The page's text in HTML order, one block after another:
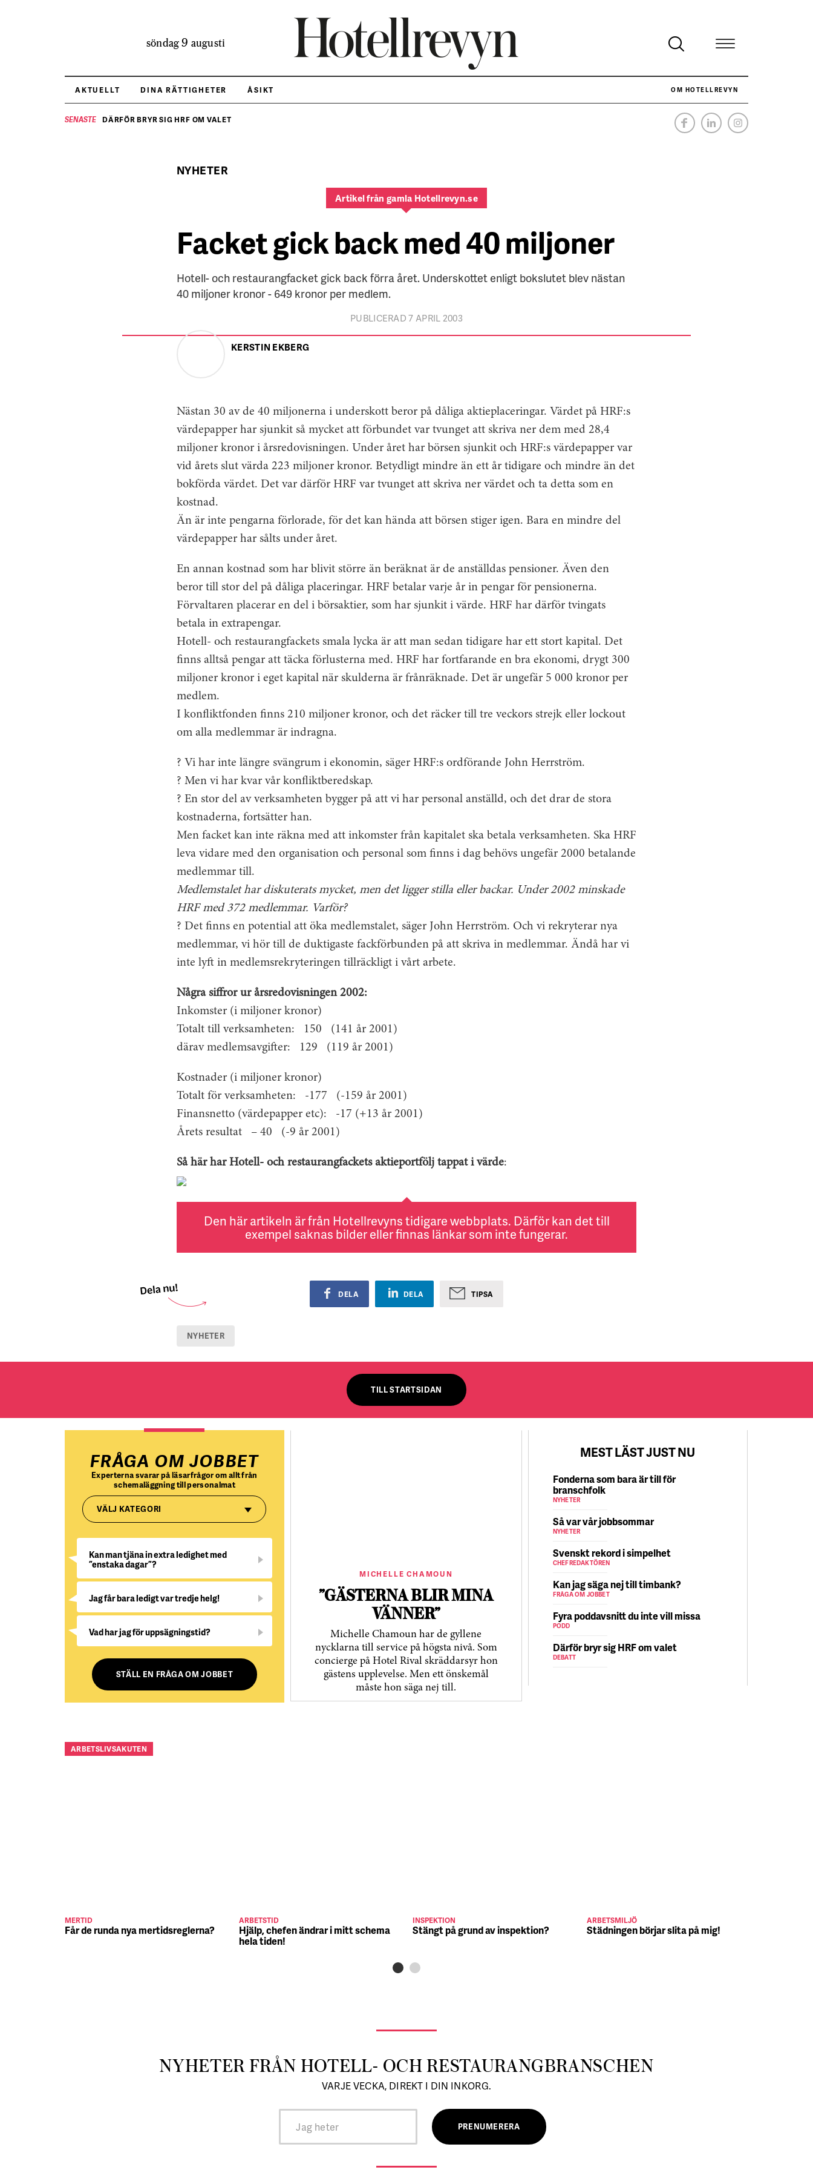
söndag 9 augusti
AKTUELLT DINA RÄTTIGHETER ÅSIKT OM HOTELLREVYN
SENASTE DÄRFÖR BRYR SIG HRF OM VALET NÄR HOTELLREVYN SLOG SVENSKT REKORD I SIMPELHET
NYHETER
Artikel från gamla Hotellrevyn.se
Facket gick back med 40 miljoner
Hotell- och restaurangfacket gick back förra året. Underskottet enligt bokslutet blev nästan
40 miljoner kronor - 649 kronor per medlem.
PUBLICERAD 7 APRIL 2003
KERSTIN EKBERG
Nästan 30 av de 40 miljonerna i underskott beror på dåliga aktieplaceringar. Värdet på HRF:s
värdepapper har sjunkit så mycket att förbundet var tvunget att skriva ner dem med 28,4
miljoner kronor i årsredovisningen. Under året har börsen sjunkit och HRF:s värdepapper var
vid årets slut värda 223 miljoner kronor. Betydligt mindre än ett år tidigare och mindre än det
bokförda värdet. Det var därför HRF var tvunget att skriva ner värdet och ta detta som en
kostnad.
Än är inte pengarna förlorade, för det kan hända att börsen stiger igen. Bara en mindre del
värdepapper har sålts under året.
En annan kostnad som har blivit större än beräknat är de anställdas pensioner. Även den
beror till stor del på dåliga placeringar. HRF betalar varje år in pengar för pensionerna.
Förvaltaren placerar en del i börsaktier, som har sjunkit i värde. HRF har därför tvingats
betala in extrapengar.
Hotell- och restaurangfackets smala lycka är att man sedan tidigare har ett stort kapital. Det
finns alltså pengar att täcka förlusterna med. HRF har fortfarande en bra ekonomi, drygt 300
miljoner kronor i eget kapital när skulderna är frånräknade. Det är ungefär 5 000 kronor per
medlem.
I konfliktfonden finns 210 miljoner kronor, och det räcker till tre veckors strejk eller lockout
om alla medlemmar är indragna.
? Vi har inte längre svängrum i ekonomin, säger HRF:s ordförande John Herrström.
? Men vi har kvar vår konfliktberedskap.
? En stor del av verksamheten bygger på att vi har personal anställd, och det drar de stora
kostnaderna, fortsätter han.
Men facket kan inte räkna med att inkomster från kapitalet ska betala verksamheten. Ska HRF
leva vidare med den organisation och personal som finns i dag behövs ungefär 2000 betalande
medlemmar till.
Medlemstalet har diskuterats mycket, men det ligger stilla eller backar. Under 2002 minskade
HRF med 372 medlemmar. Varför?
? Det finns en potential att öka medlemstalet, säger John Herrström. Och vi rekryterar nya
medlemmar, vi hör till de duktigaste fackförbunden på att skriva in medlemmar. Ändå har vi
inte lyft in medlemsrekryteringen tillräckligt i vårt arbete.
Några siffror ur årsredovisningen 2002:
Inkomster (i miljoner kronor)
Totalt till verksamheten: 150 (141 år 2001)
därav medlemsavgifter: 129 (119 år 2001)
Kostnader (i miljoner kronor)
Totalt för verksamheten: -177 (-159 år 2001)
Finansnetto (värdepapper etc): -17 (+13 år 2001)
Årets resultat – 40 (-9 år 2001)
Så här har Hotell- och restaurangfackets aktieportfölj tappat i värde:
Den här artikeln är från Hotellrevyns tidigare webbplats. Därför kan det till
exempel saknas bilder eller finnas länkar som inte fungerar.
DELA DELA TIPSA
NYHETER
TILL STARTSIDAN
FRÅGA OM JOBBET
Experterna svarar på läsarfrågor om allt från
schemaläggning till personalmat
VÄLJ KATEGORI
Kan man tjäna in extra ledighet med
”enstaka dagar”?
Jag får bara ledigt var tredje helg!
Vad har jag för uppsägningstid?
STÄLL EN FRÅGA OM JOBBET
MICHELLE CHAMOUN
”GÄSTERNA BLIR MINA
VÄNNER”
Michelle Chamoun har de gyllene
nycklarna till service på högsta nivå. Som
concierge på Hotel Rival skräddarsyr hon
gästens upp­levelse. Men ett önskemål
måste hon säga nej till.
MEST LÄST JUST NU
Fonderna som bara är till för
branschfolk
NYHETER
Så var vår jobbsommar
NYHETER
Svenskt rekord i simpelhet
CHEFREDAKTÖREN
Kan jag säga nej till timbank?
FRÅGA OM JOBBET
Fyra poddavsnitt du inte vill missa
PODD
Därför bryr sig HRF om valet
DEBATT
ARBETSLIVSAKUTEN
MERTID
Får de runda nya mertidsreglerna?
ARBETSTID
Hjälp, chefen ändrar i mitt schema
hela tiden!
INSPEKTION
Stängt på grund av inspektion?
ARBETSMILJÖ
Städningen börjar slita på mig!
NYHETER FRÅN HOTELL- OCH RESTAURANGBRANSCHEN
VARJE VECKA, DIREKT I DIN INKORG.